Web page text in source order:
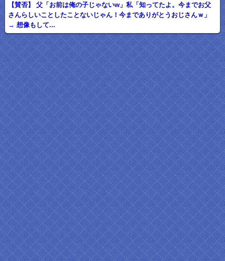
【賛否】 父「お前は俺の子じゃないw」私「知ってたよ。今までお父
さんらしいことしたことないじゃん！今までありがとうおじさんｗ」
→ 想像もして...